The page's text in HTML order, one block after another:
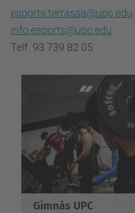
esports.terrassa@upc.edu
info.esports@upc.edu
Telf. 93 739 82 05
Gimnàs UPC